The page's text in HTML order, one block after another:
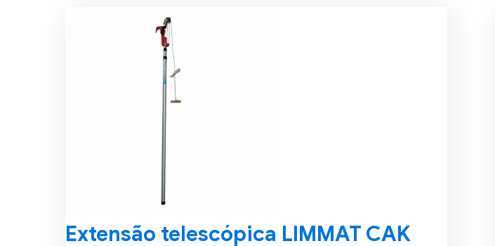
Extensão telescópica LIMMAT CAK